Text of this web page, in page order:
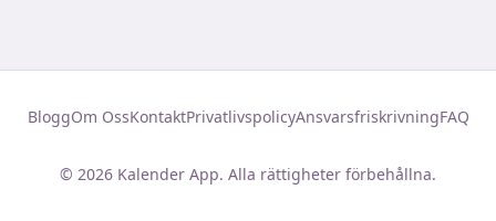
BloggOm OssKontaktPrivatlivspolicyAnsvarsfriskrivningFAQ
© 2026 Kalender App. Alla rättigheter förbehållna.